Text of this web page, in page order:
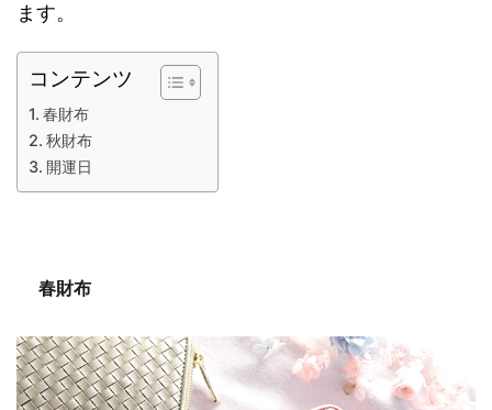
ます。
コンテンツ
春財布
秋財布
開運日
春財布